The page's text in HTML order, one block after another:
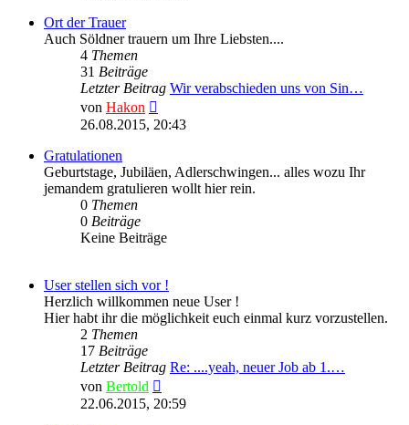
Ort der Trauer
Auch Söldner trauern um Ihre Liebsten....
4 Themen
31 Beiträge
Letzter Beitrag Wir verabschieden uns von Sin…
von Hakon
Beitrag
26.08.2015, 20:43
Gratulationen
Geburtstage, Jubiläen, Adlerschwingen... alles wozu Ihr
jemandem gratulieren wollt hier rein.
0 Themen
0 Beiträge
Keine Beiträge
User stellen sich vor !
Herzlich willkommen neue User !
Hier habt ihr die möglichkeit euch einmal kurz vorzustellen.
2 Themen
17 Beiträge
Letzter Beitrag Re: ....yeah, neuer Job ab 1.…
von Bertold
Beitrag
22.06.2015, 20:59